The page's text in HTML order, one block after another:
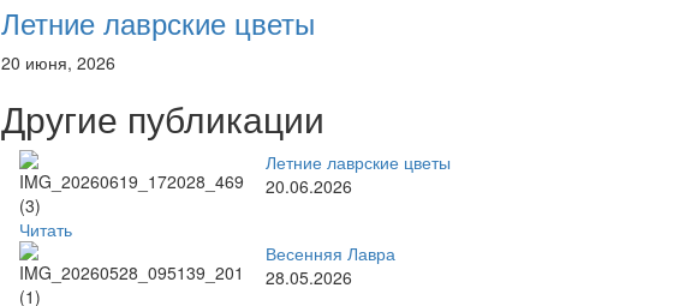
Летние лаврские цветы
20 июня, 2026
Другие публикации
Читать
Летние лаврские цветы
20.06.2026
Весенняя Лавра
28.05.2026